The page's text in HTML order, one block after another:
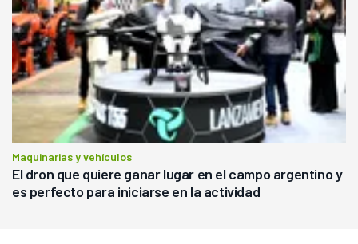
Maquinarias y vehículos
El dron que quiere ganar lugar en el campo argentino y
es perfecto para iniciarse en la actividad